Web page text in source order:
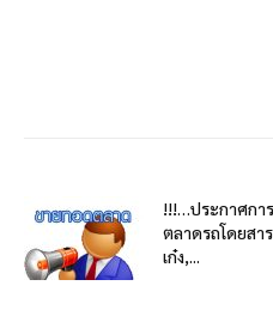
!!!…ประกาศกา
ตลาดรถโดยสา
เก๋ง,...